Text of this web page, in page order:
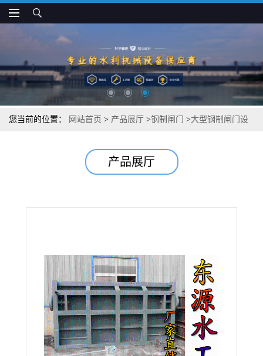
您当前的位置： 网站首页 > 产品展厅 >钢制闸门 >大型钢制闸门设
产品展厅